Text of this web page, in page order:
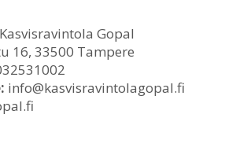
Kasvisravintola Gopal
16, 33500 Tampere
info@kasvisravintolagopal.fi